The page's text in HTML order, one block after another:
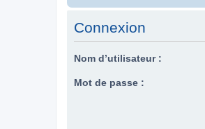
Connexion
Nom d’utilisateur :
Mot de passe :